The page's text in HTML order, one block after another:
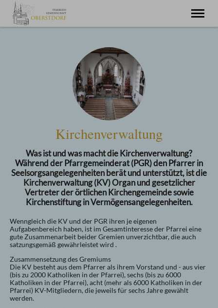
Kirchenverwaltung
Was ist und was macht die Kirchenverwaltung?
Während der Pfarrgemeinderat (PGR) den Pfarrer in
Seelsorgsangelegenheiten berät und unterstützt, ist die
Kirchenverwaltung (KV) Organ und gesetzlicher
Vertreter der örtlichen Kirchengemeinde sowie
Kirchenstiftung in Vermögensangelegenheiten.
Wenngleich die KV und der PGR ihren je eigenen
Aufgabenbereich haben, ist im Gesamtinteresse der Pfarrei eine
gute Zusammenarbeit beider Gremien unverzichtbar, die auch
satzungsgemäß gewährleistet wird .
Zusammensetzung des Gremiums
Die KV besteht aus dem Pfarrer als ihrem Vorstand und - aus vier
(bis zu 2000 Katholiken in der Pfarrei), sechs (bis zu 6000
Katholiken in der Pfarrei), acht (mehr als 6000 Katholiken in der
Pfarrei) KV-Mitgliedern, die jeweils für sechs Jahre gewählt
werden.